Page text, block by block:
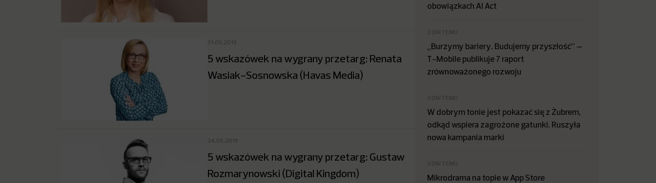
31.05.2019
5 wskazówek na wygrany przetarg: Renata
Wasiak-Sosnowska (Havas Media)
24.05.2019
5 wskazówek na wygrany przetarg: Gustaw
Rozmarynowski (Digital Kingdom)
obowiązkach AI Act
2 DNI TEMU
„Burzymy bariery. Budujemy przyszłość” –
T-Mobile publikuje 7 raport
zrównoważonego rozwoju
3 DNI TEMU
W dobrym tonie jest pokazać się z Żubrem,
odkąd wspiera zagrożone gatunki. Ruszyła
nowa kampania marki
3 DNI TEMU
Mikrodrama na topie w App Store